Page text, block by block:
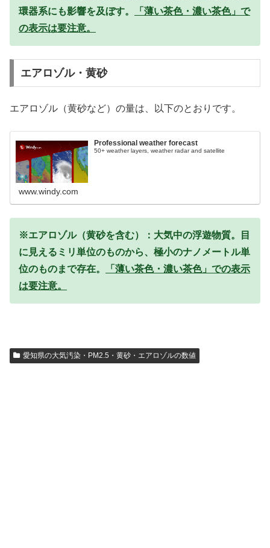
環器系にも影響を及ぼす。
「薄い茶色・濃い茶色」で
の表示は要注意。
エアロゾル・黄砂
エアロゾル（黄砂など）の量は、以下のとおりです。
Professional weather forecast
50+ weather layers, weather radar and satellite
www.windy.com
※エアロゾル（黄砂を含む）：大気中の浮遊物質。目
に見えるミリ単位のものから、極小のナノメートル単
位のものまで存在。
「薄い茶色・濃い茶色」での表示
は要注意。
愛知県の大気汚染・PM2.5・黄砂・エアロゾルの数値